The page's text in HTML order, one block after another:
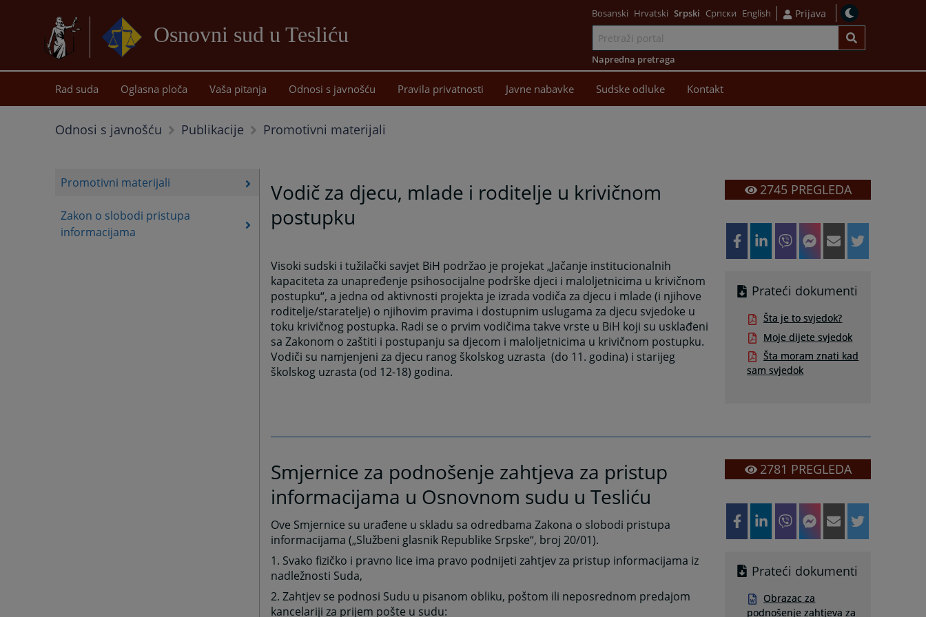
Osnovni sud u Tesliću
sadržaj
Bosanski Hrvatski Srpski Српски English Prijava
Napredna pretraga
Rad suda Oglasna ploča Vaša pitanja Odnosi s javnošću Pravila privatnosti Javne nabavke Sudske odluke Kontakt
Odnosi s javnošću Publikacije Promotivni materijali
Promotivni materijali
Zakon o slobodi pristupa
informacijama
Vodič za djecu, mlade i roditelje u krivičnom
postupku
Visoki sudski i tužilački savjet BiH podržao je projekat „Jačanje institucionalnih
kapaciteta za unapređenje psihosocijalne podrške djeci i maloljetnicima u krivičnom
postupku“, a jedna od aktivnosti projekta je izrada vodiča za djecu i mlade (i njihove
roditelje/staratelje) o njihovim pravima i dostupnim uslugama za djecu svjedoke u
toku krivičnog postupka. Radi se o prvim vodičima takve vrste u BiH koji su usklađeni
sa Zakonom o zaštiti i postupanju sa djecom i maloljetnicima u krivičnom postupku.
Vodiči su namjenjeni za djecu ranog školskog uzrasta (do 11. godina) i starijeg
školskog uzrasta (od 12-18) godina.
2745PREGLEDA
Prateći dokumenti
Šta je to svjedok?
Moje dijete svjedok
Šta moram znati kad
sam svjedok
Smjernice za podnošenje zahtjeva za pristup
informacijama u Osnovnom sudu u Tesliću
Ove Smjernice su urađene u skladu sa odredbama Zakona o slobodi pristupa
informacijama („Službeni glasnik Republike Srpske“, broj 20/01).
1. Svako fizičko i pravno lice ima pravo podnijeti zahtjev za pristup informacijama iz
nadležnosti Suda,
2. Zahtjev se podnosi Sudu u pisanom obliku, poštom ili neposrednom predajom
kancelariji za prijem pošte u sudu:
2781 PREGLEDA
Prateći dokumenti
Obrazac za
podnošenje zahtjeva za